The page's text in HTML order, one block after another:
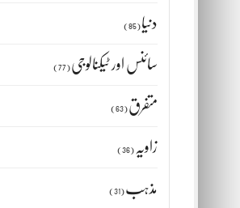
دنیا (85)
سائنس اور ٹیکنالوجی (77)
متفرق (63)
زاویہ (36)
مذہب (31)